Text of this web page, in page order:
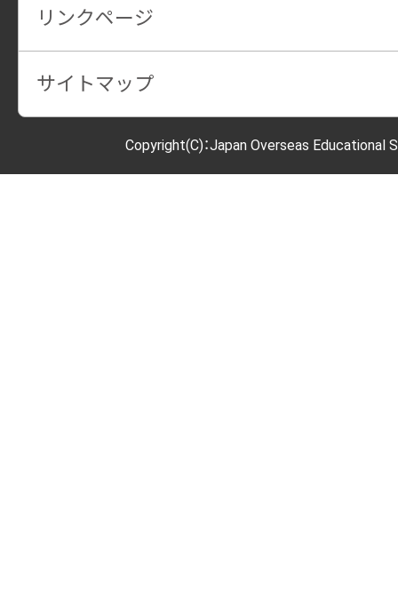
リンクページ
サイトマップ
Copyright(C)：Japan Overseas Educational